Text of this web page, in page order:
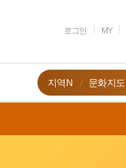
로그인 MY
지역N 문화지도